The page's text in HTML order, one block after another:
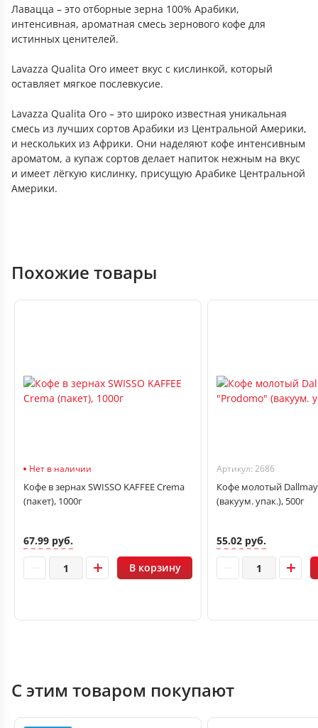
Лавацца – это отборные зерна 100% Арабики,
интенсивная, ароматная смесь зернового кофе для
истинных ценителей.
Lavazza Qualitа Oro имеет вкус с кислинкой, который
оставляет мягкое послевкусие.
Lavazza Qualita Oro – это широко известная уникальная
смесь из лучших сортов Арабики из Центральной Америки,
и нескольких из Африки. Они наделяют кофе интенсивным
ароматом, а купаж сортов делает напиток нежным на вкус
и имеет лёгкую кислинку, присущую Арабике Центральной
Америки.
Похожие товары
Нет в наличии
Кофе в зернах SWISSO KAFFEE Crema
(пакет), 1000г
67.99 руб.
В корзину
Артикул: 2686
Кофе молотый
(вакуум. упак.), 500г
55.02 руб.
С этим товаром покупают